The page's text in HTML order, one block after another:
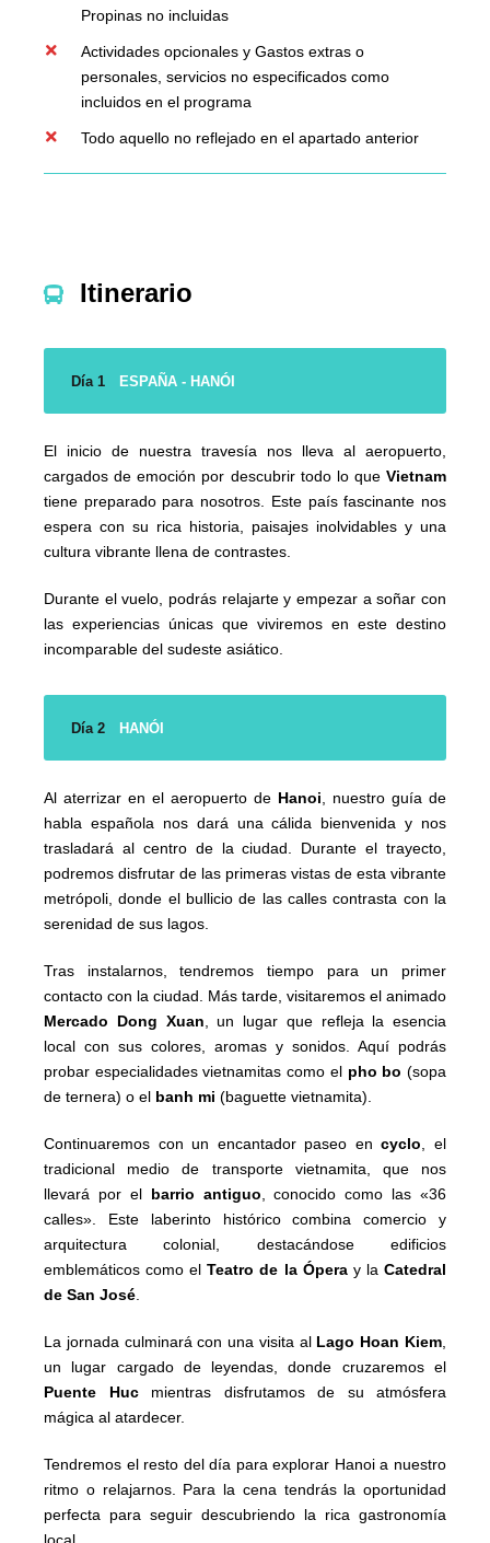
Propinas no incluidas
Actividades opcionales y Gastos extras o
personales, servicios no especificados como
incluidos en el programa
Todo aquello no reflejado en el apartado anterior
Itinerario
Día 1 ESPAÑA - HANÓI
El inicio de nuestra travesía nos lleva al aeropuerto,
cargados de emoción por descubrir todo lo que Vietnam
tiene preparado para nosotros. Este país fascinante nos
espera con su rica historia, paisajes inolvidables y una
cultura vibrante llena de contrastes.
Durante el vuelo, podrás relajarte y empezar a soñar con
las experiencias únicas que viviremos en este destino
incomparable del sudeste asiático.
Día 2 HANÓI
Al aterrizar en el aeropuerto de Hanoi, nuestro guía de
habla española nos dará una cálida bienvenida y nos
trasladará al centro de la ciudad. Durante el trayecto,
podremos disfrutar de las primeras vistas de esta vibrante
metrópoli, donde el bullicio de las calles contrasta con la
serenidad de sus lagos.
Tras instalarnos, tendremos tiempo para un primer
contacto con la ciudad. Más tarde, visitaremos el animado
Mercado Dong Xuan, un lugar que refleja la esencia
local con sus colores, aromas y sonidos. Aquí podrás
probar especialidades vietnamitas como el pho bo (sopa
de ternera) o el banh mi (baguette vietnamita).
Continuaremos con un encantador paseo encyclo, el
tradicional medio de transporte vietnamita, que nos
llevará por el barrio antiguo, conocido como las «36
calles». Este laberinto histórico combina comercio y
arquitectura colonial, destacándose edificios
emblemáticos como elTeatro de la Óperay laCatedral
de San José.
La jornada culminará con una visita al Lago Hoan Kiem,
un lugar cargado de leyendas, donde cruzaremos el
Puente Hucmientras disfrutamos de su atmósfera
mágica al atardecer.
Tendremos el resto del día para explorar Hanoi a nuestro
ritmo o relajarnos. Para la cena tendrás la oportunidad
perfecta para seguir descubriendo la rica gastronomía